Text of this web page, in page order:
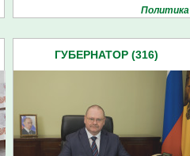
Политика
ГУБЕРНАТОР (316)